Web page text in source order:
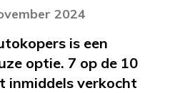
2024
is een
optie. 7 op de 10
inmiddels verkocht